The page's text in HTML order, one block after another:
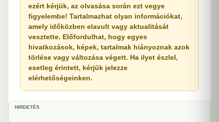
ezért kérjük, az olvasása során ezt vegye
figyelembe! Tartalmazhat olyan információkat,
amely időközben elavult vagy aktualitását
vesztette. Előfordulhat, hogy egyes
hivatkozások, képek, tartalmak hiányoznak azok
törlése vagy változása végett. Ha ilyet észlel,
esetleg érintett, kérjük jelezze
elérhetőségeinken.
HIRDETÉS